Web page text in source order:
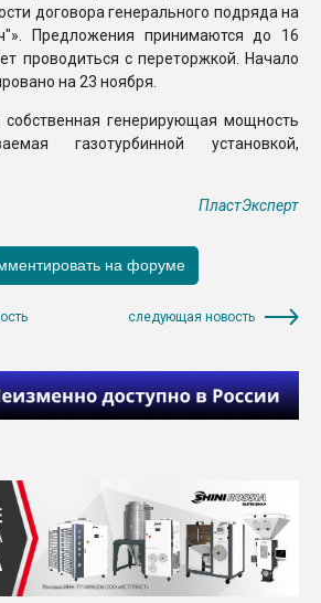
договора генерального подряда на
Предложения принимаются до 16
проводиться с переторжкой. Начало
на 23 ноября.
генерирующая мощность
газотурбинной установкой,
ПластЭксперт
следующая новость